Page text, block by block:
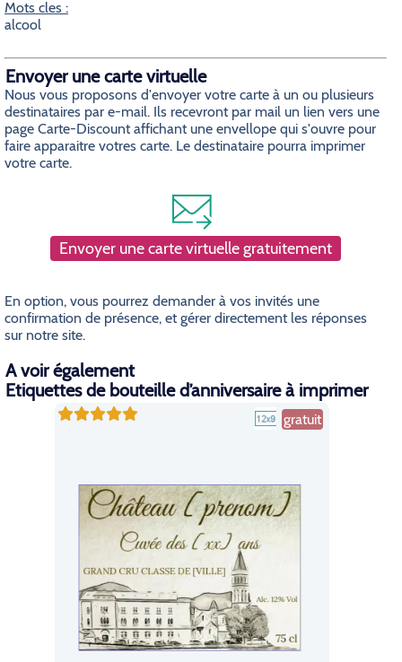
Mots cles :
alcool
Envoyer une carte virtuelle
Nous vous proposons d'envoyer votre carte à un ou plusieurs
destinataires par e-mail. Ils recevront par mail un lien vers une
page Carte-Discount affichant une envellope qui s'ouvre pour
faire apparaitre votres carte. Le destinataire pourra imprimer
votre carte.
Envoyer une carte virtuelle gratuitement
En option, vous pourrez demander à vos invités une
confirmation de présence, et gérer directement les réponses
sur notre site.
A voir également
Etiquettes de bouteille d’anniversaire à imprimer
gratuit